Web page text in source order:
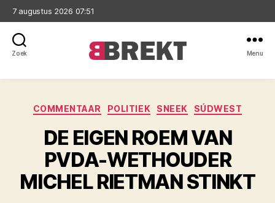
7 augustus 2026 07:51
Zoek Menu
Categorieën
COMMENTAAR POLITIEK SNEEK SÚDWEST
DE EIGEN ROEM VAN
PVDA-WETHOUDER
MICHEL RIETMAN STINKT